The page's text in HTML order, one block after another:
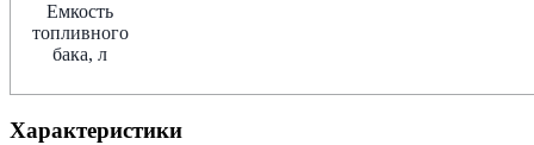
Емкость
топливного
бака, л
Характеристики